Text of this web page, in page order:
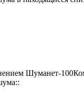
Шуманет-